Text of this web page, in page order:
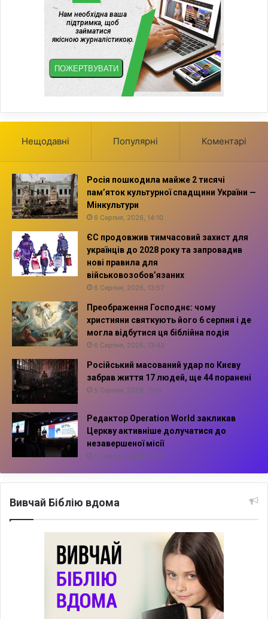
Нещодавні Популярні Коментарі
Росія пошкодила майже 2 тисячі
пам’яток культурної спадщини України —
Мінкультури
6 Серпня, 2026, 14:10
ЄС продовжив тимчасовий захист для
українців до 2028 року та запровадив
нові правила для
військовозобов’язаних
6 Серпня, 2026, 13:57
Преображення Господнє: чому
християни святкують його 6 серпня і де
могла відбутися ця біблійна подія
6 Серпня, 2026, 13:42
Російський масований удар по Києву
забрав життя 17 людей, ще 44 поранені
5 Серпня, 2026, 11:16
Редактор Operation World закликав
Церкву активніше долучатися до
незавершеної місії
5 Серпня, 2026, 10:14
Вивчай Біблію вдома